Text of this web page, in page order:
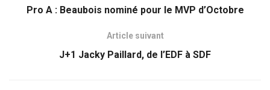
Pro A : Beaubois nominé pour le MVP d’Octobre
Article suivant
J+1 Jacky Paillard, de l’EDF à SDF